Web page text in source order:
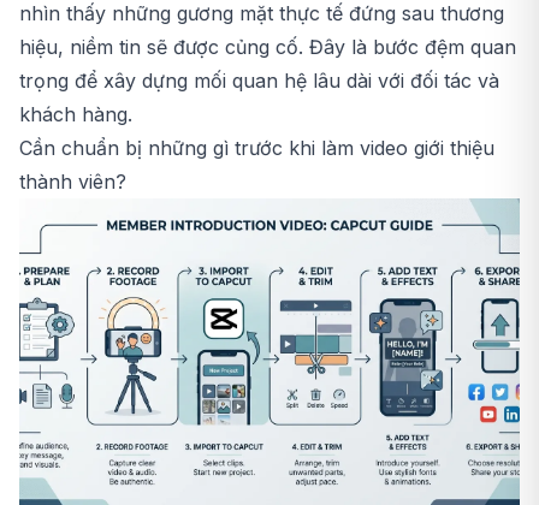
nhìn thấy những gương mặt thực tế đứng sau thương
hiệu, niềm tin sẽ được củng cố. Đây là bước đệm quan
trọng để xây dựng mối quan hệ lâu dài với đối tác và
khách hàng.
Cần chuẩn bị những gì trước khi làm video giới thiệu
thành viên?